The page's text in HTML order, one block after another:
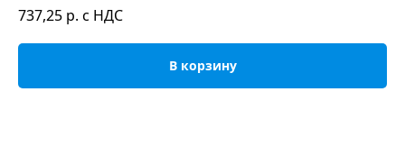
737,25 р. с НДС
В корзину